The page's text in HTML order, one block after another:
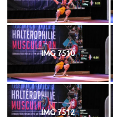
IMG 7510
IMG 7512